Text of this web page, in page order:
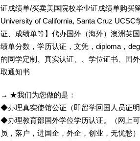
证成绩单/买卖美国院校毕业证成绩单购买
University of California, Santa Cruz
证、成绩单等】代办国外（海外）澳洲英
绩单分数，学历认证，文凭，diploma，
的同学定制、真实认证、、学位证书、囯
取通知书
→ ★我们为您做的是：
◆办理真实使馆公证（即留学回国人员证
◆办理教育部国外学位学历认证。（网上
员，落户，进国企，外企，创业，无忧愁